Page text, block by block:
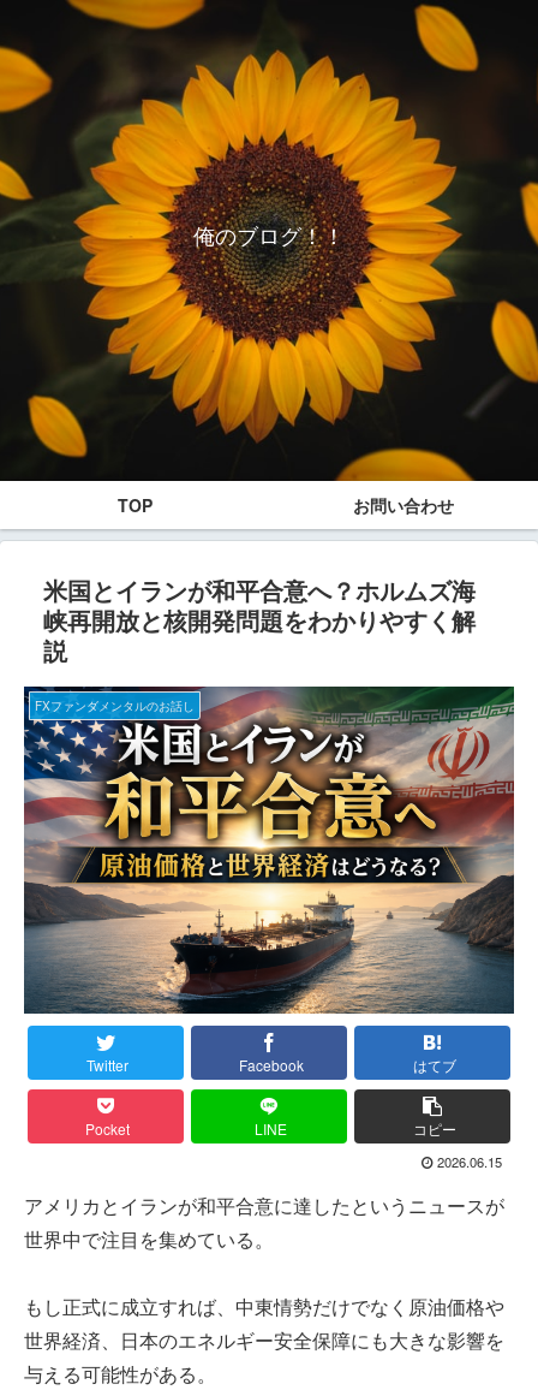
俺のブログ！！
TOP お問い合わせ
米国とイランが和平合意へ？ホルムズ海
峡再開放と核開発問題をわかりやすく解
説
FXファンダメンタルのお話し
Twitter Facebook はてブ
Pocket LINE コピー
2026.06.15
アメリカとイランが和平合意に達したというニュースが
世界中で注目を集めている。
もし正式に成立すれば、中東情勢だけでなく原油価格や
世界経済、日本のエネルギー安全保障にも大きな影響を
与える可能性がある。